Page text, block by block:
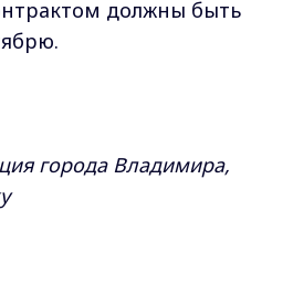
должны быть
города Владимира,